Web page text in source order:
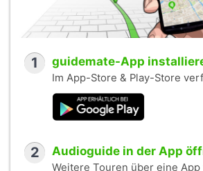
1 guidemate-App
Im App-Store & Play-Store
2 Audioguide in der App
Weitere Touren über eine